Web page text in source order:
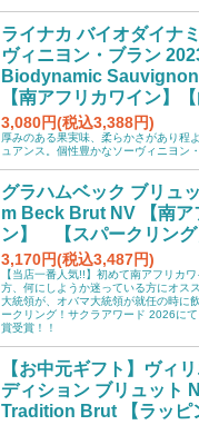
ライナカ バイオダイナ
ヴィニヨン・ブラン
Biodynamic
【南アフリカワイン】【
3,080円(税込3,388円)
厚みのある果実味、柔らかさがあり程
ュアンス。個性豊かなソーヴィニヨン
グラハムベック ブリュ
m Beck Brut NV 【南ア
ン】 【スパークリング
3,170円(税込3,487円)
【当店一番人気!!】初めて南アフリカ
方、何にしようか迷っている方にオス
大統領が、オバマ大統領が就任の時に
ークリング！サクラアワード 2026に
賞受賞！！
【お中元ギフト】ヴィ
ディション ブリュット
Tradition Brut 【ラッピ